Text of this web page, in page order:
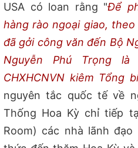
USA có loan rằng "Để
hàng rào ngoại giao,
đã gởi công văn đến Bộ
Nguyễn Phú Trọng
CHXHCNVN kiêm Tổng
nguyên tắc quốc tế về
Thống Hoa Kỳ chỉ tiếp
Room) các nhà lãnh